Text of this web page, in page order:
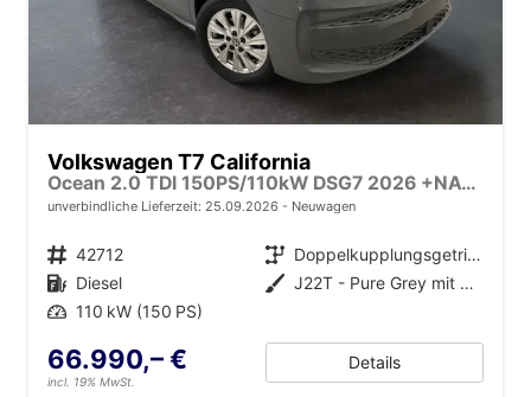
Volkswagen T7 California
Ocean 2.0 TDI 150PS/110kW DSG7 2026 +NAVI DISCOVER PRO+FRONTSCHEIBE BEHEIZBAR+TOP & PARK PAKET+18" ALU+AHK+TRAVEL ASSIST+EL- HEBEDACH, BASALT GRAU+CAMPINGAUSBAU
unverbindliche Lieferzeit: 25.09.2026 Neuwagen
Fahrzeugnr. 42712 Getriebe
Doppelkupplungsgetriebe (DSG)
Kraftstoff Diesel Außenfarbe
J22T - Pure Grey mit Dach in Schwarz
Leistung 110 kW (150 PS)
66.990,– €
incl. 19% MwSt.
Details